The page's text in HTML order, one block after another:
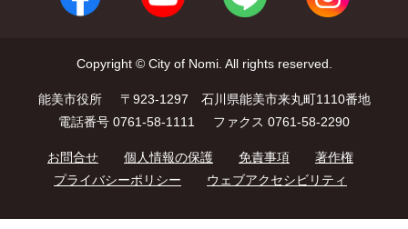
Copyright © City of Nomi. All rights reserved.
能美市役所
〒923-1297 石川県能美市来丸町1110番地
電話番号 0761-58-1111
ファクス 0761-58-2290
お問合せ 個人情報の保護 免責事項
著作権
プライバシーポリシー
ウェブアクセシビリティ